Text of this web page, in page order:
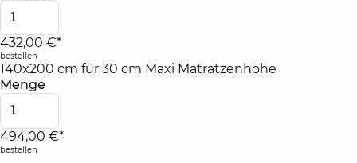
432,00 €*
bestellen
140x200 cm für 30 cm Maxi Matratzenhöhe
Menge
494,00 €*
bestellen